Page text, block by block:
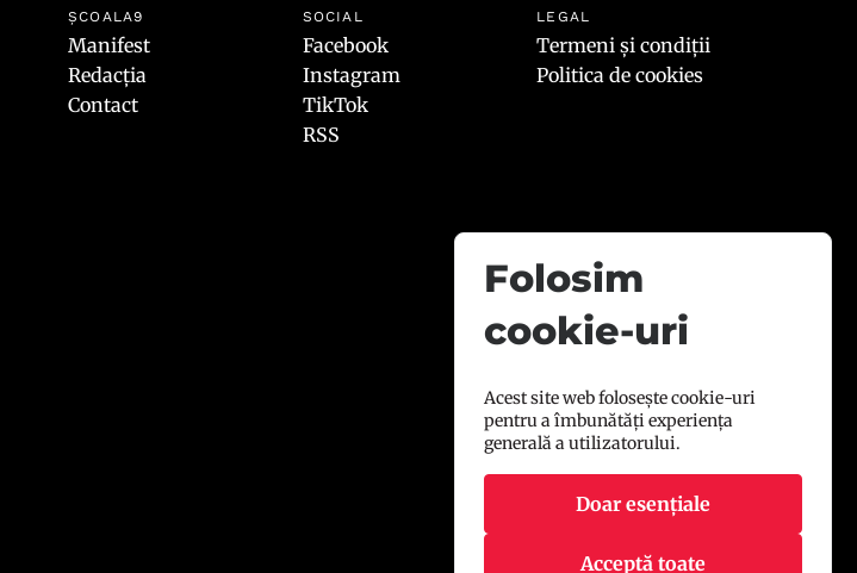
ȘCOALA9
Manifest
Redacția
Contact
SOCIAL
Facebook
Instagram
TikTok
RSS
LEGAL
Termeni și condiții
Politica de cookies
Folosim
cookie-uri
Acest site web folosește cookie-uri
pentru a îmbunătăți experiența
generală a utilizatorului.
Doar esențiale
Acceptă toate